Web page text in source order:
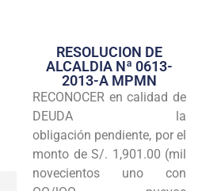
Transparencia
Seguridad
Programas
Intranet
RESOLUCION DE
ALCALDIA Nª 0613-
2013-A MPMN
RECONOCER en calidad de
DEUDA la
obligación pendiente, por el
monto de S/. 1,901.00 (mil
novecientos uno con